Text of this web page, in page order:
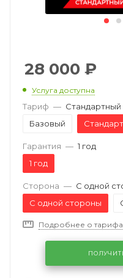
28 000 ₽
Услуга доступна
Тариф — Стандартный
Базовый
Гарантия — 1 год
1 год
Сторона — С одной
С одной стороны
Подробнее о